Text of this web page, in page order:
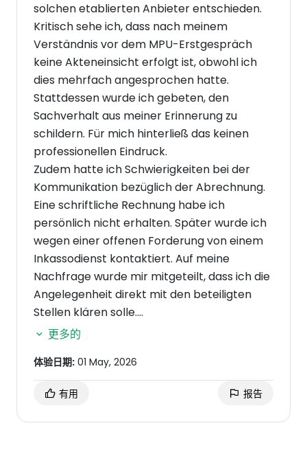
solchen etablierten Anbieter entschieden.
Kritisch sehe ich, dass nach meinem
Verständnis vor dem MPU-Erstgespräch
keine Akteneinsicht erfolgt ist, obwohl ich
dies mehrfach angesprochen hatte.
Stattdessen wurde ich gebeten, den
Sachverhalt aus meiner Erinnerung zu
schildern. Für mich hinterließ das keinen
professionellen Eindruck.
Zudem hatte ich Schwierigkeiten bei der
Kommunikation bezüglich der Abrechnung.
Eine schriftliche Rechnung habe ich
persönlich nicht erhalten. Später wurde ich
wegen einer offenen Forderung von einem
Inkassodienst kontaktiert. Auf meine
Nachfrage wurde mir mitgeteilt, dass ich die
Angelegenheit direkt mit den beteiligten
Stellen klären solle.
Insgesamt war ich mit dem Ablauf, der
Verhältnis unzufrieden. Aus meiner Sicht
lohnt es sich, vor einer Beauftragung
verschiedene Anbieter zu vergleichen.
Persönlich hätte ich rückblickend eher
更多的
体验日期: 01 May, 2026
有用 报告